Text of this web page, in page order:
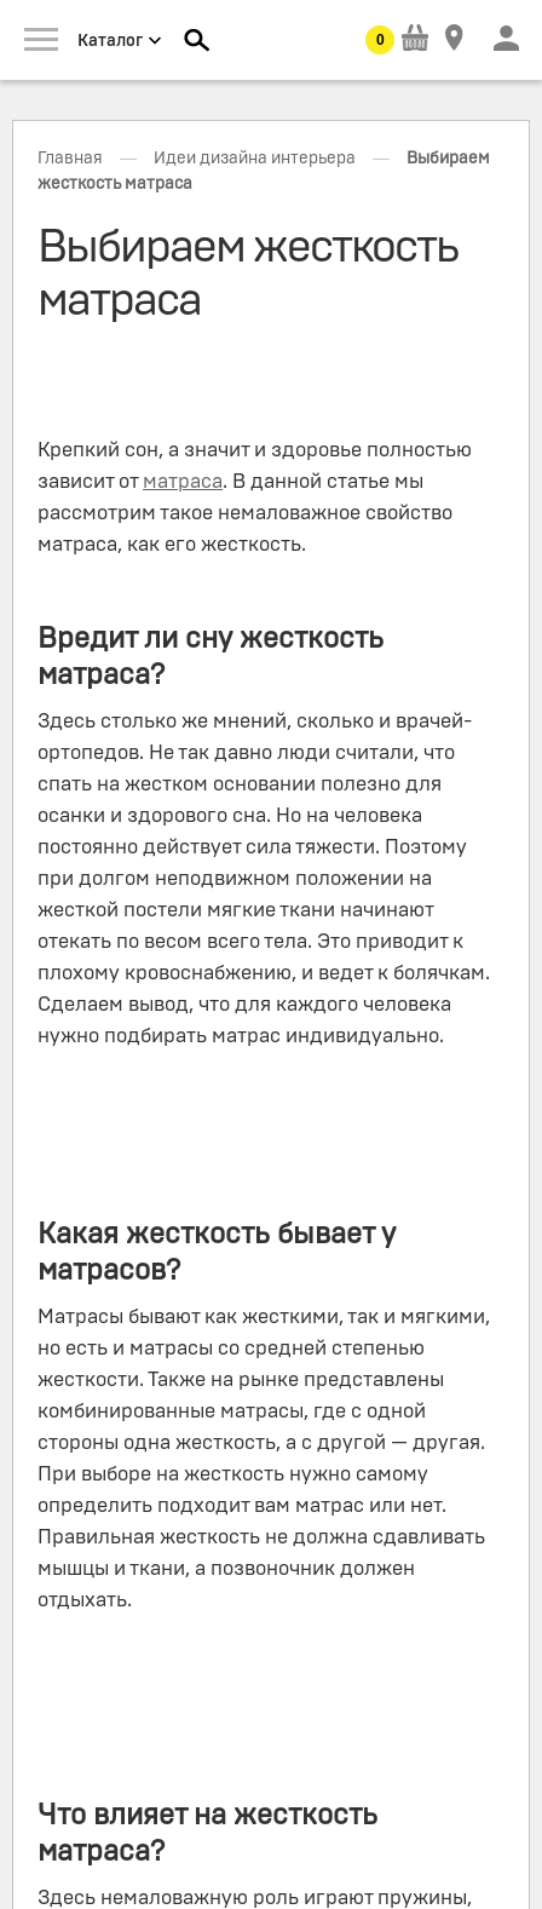
Каталог 0
Главная — Идеи дизайна интерьера —
Выбираем
жесткость матраса
Выбираем жесткость
матраса
Крепкий сон, а значит и здоровье полностью
зависит от матраса. В данной статье мы
рассмотрим такое немаловажное свойство
матраса, как его жесткость.
Вредит ли сну жесткость
матраса?
Здесь столько же мнений, сколько и врачей-
ортопедов. Не так давно люди считали, что
спать на жестком основании полезно для
осанки и здорового сна. Но на человека
постоянно действует сила тяжести. Поэтому
при долгом неподвижном положении на
жесткой постели мягкие ткани начинают
отекать по весом всего тела. Это приводит к
плохому кровоснабжению, и ведет к болячкам.
Сделаем вывод, что для каждого человека
нужно подбирать матрас индивидуально.
Какая жесткость бывает у
матрасов?
Матрасы бывают как жесткими, так и мягкими,
но есть и матрасы со средней степенью
жесткости. Также на рынке представлены
комбинированные матрасы, где с одной
стороны одна жесткость, а с другой — другая.
При выборе на жесткость нужно самому
определить подходит вам матрас или нет.
Правильная жесткость не должна сдавливать
мышцы и ткани, а позвоночник должен
отдыхать.
Что влияет на жесткость
матраса?
Здесь немаловажную роль играют пружины,